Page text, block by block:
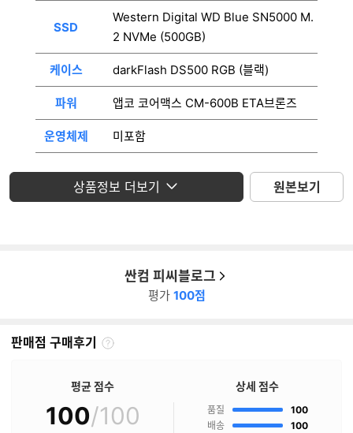
SSD
Western Digital WD Blue SN5000 M.
2 NVMe (500GB)
케이스 darkFlash DS500 RGB (블랙)
파워 앱코 코어맥스 CM-600B ETA브론즈
운영체제 미포함
모니터 미포함
상품정보 더보기 원본보기
싼컴 피씨블로그
평가 100점
판매점 구매후기
판
점
구
매
후
평균 점수
100/100
상세 점수
품질 100점
배송
100점